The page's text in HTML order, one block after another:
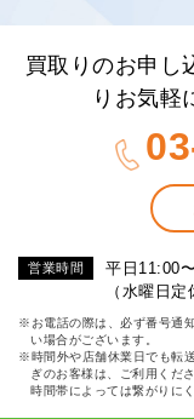
買取りのお申し
りお気軽
営業時間
平日11:00
（水曜日
※お電話の際は、必ず番号通
い場合がございます。
※時間外や店舗休業日でも転
ぎのお客様は、ご利用くださ
時間帯によっては繋がりに